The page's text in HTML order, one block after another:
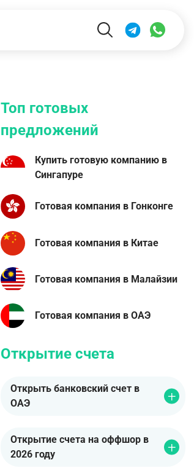
Топ готовых
предложений
Купить готовую компанию в
Сингапуре
Готовая компания в Гонконге
Готовая компания в Китае
Готовая компания в Малайзии
Готовая компания в ОАЭ
Открытие счета
Открыть банковский счет в
ОАЭ
Открытие счета на оффшор в
2026 году